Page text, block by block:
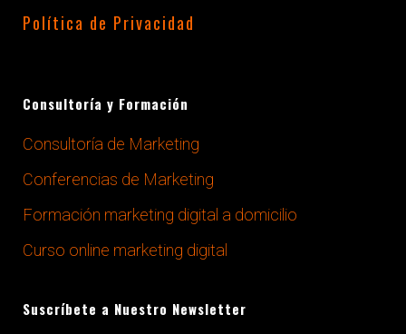
Política de Privacidad
Consultoría y Formación
Consultoría de Marketing
Conferencias de Marketing
Formación marketing digital a domicilio
Curso online marketing digital
Suscríbete a Nuestro Newsletter